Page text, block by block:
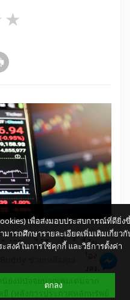
4 stars
จุดได้อีกครั้ง ทั้งนี้หุ้น
ยยังคงมีแรงหนุนต่อเนื่องจาก
ยังมีปัจจัยบวกเพิ่มเติมจาก
เพื่อส่งมอบประสบการณ์ที่ดียิ่ง
ารถศึกษารายละเอียดเพิ่มเติมเกี่ยวกั
สงค์ในการใช้คุกกี้ และวิธีการตั้งค่า
ตกลง
ช่วยเหลือคุณ